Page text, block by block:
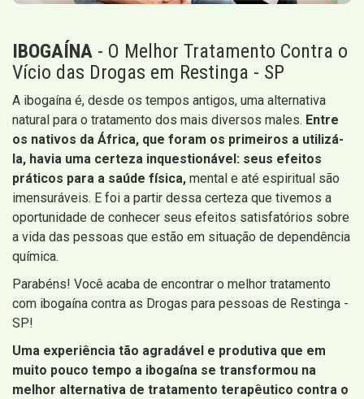
IBOGAÍNA - O Melhor Tratamento Contra o
Vício das Drogas em Restinga - SP
A ibogaína é, desde os tempos antigos, uma alternativa
natural para o tratamento dos mais diversos males. Entre
os nativos da África, que foram os primeiros a utilizá-
la, havia uma certeza inquestionável: seus efeitos
práticos para a saúde física, mental e até espiritual são
imensuráveis. E foi a partir dessa certeza que tivemos a
oportunidade de conhecer seus efeitos satisfatórios sobre
a vida das pessoas que estão em situação de dependência
química.
Parabéns! Você acaba de encontrar o melhor tratamento
com ibogaína contra as Drogas para pessoas de Restinga -
SP!
Uma experiência tão agradável e produtiva que em
muito pouco tempo a ibogaína se transformou na
melhor alternativa de tratamento terapêutico contra o